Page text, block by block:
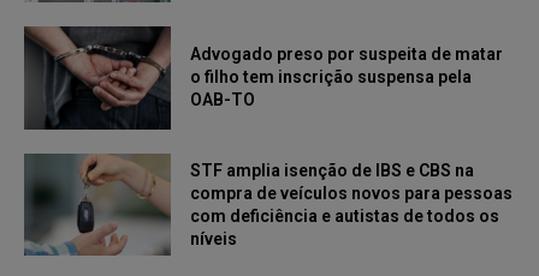
Advogado preso por suspeita de matar
o filho tem inscrição suspensa pela
OAB-TO
STF amplia isenção de IBS e CBS na
compra de veículos novos para pessoas
com deficiência e autistas de todos os
níveis